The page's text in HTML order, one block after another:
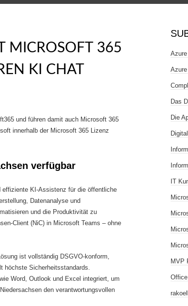
MICROSOFT 365
KI CHAT
und führen damit auch Microsoft 365
innerhalb der Microsoft 365 Lizenz
verfügbar
KI-Assistenz für die öffentliche
Datenanalyse und
und die Produktivität zu
Client (NiC) in Microsoft Teams – ohne
ist vollständig DSGVO-konform,
höchste Sicherheitsstandards.
Word, Outlook und Excel integriert, um
den verantwortungsvollen
Das
Die
IT
MVP